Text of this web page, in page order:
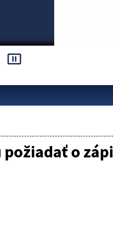
pause_presentation
o